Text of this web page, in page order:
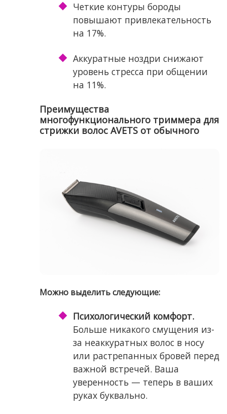
Четкие контуры бороды
повышают привлекательность
на 17%.
Аккуратные ноздри снижают
уровень стресса при общении
на 11%.
Преимущества
многофункционального триммера для
стрижки волос AVETS от обычного
Можно выделить следующие:
Психологический комфорт.
Больше никакого смущения из-
за неаккуратных волос в носу
или растрепанных бровей перед
важной встречей. Ваша
уверенность — теперь в ваших
руках буквально.